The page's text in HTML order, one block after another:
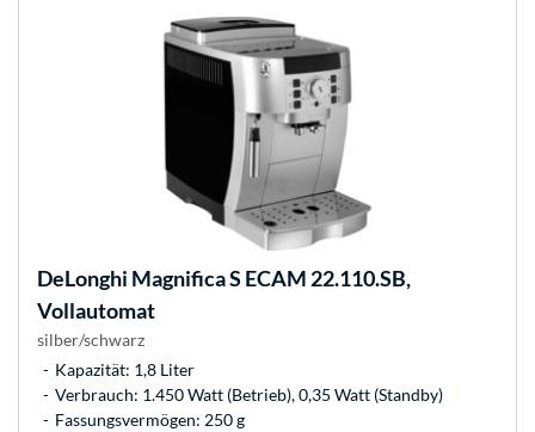
DeLonghi Magnifica S ECAM 22.110.SB,
Vollautomat
silber/schwarz
Kapazität: 1,8 Liter
Verbrauch: 1.450 Watt (Betrieb), 0,35 Watt (Standby)
Fassungsvermögen: 250 g